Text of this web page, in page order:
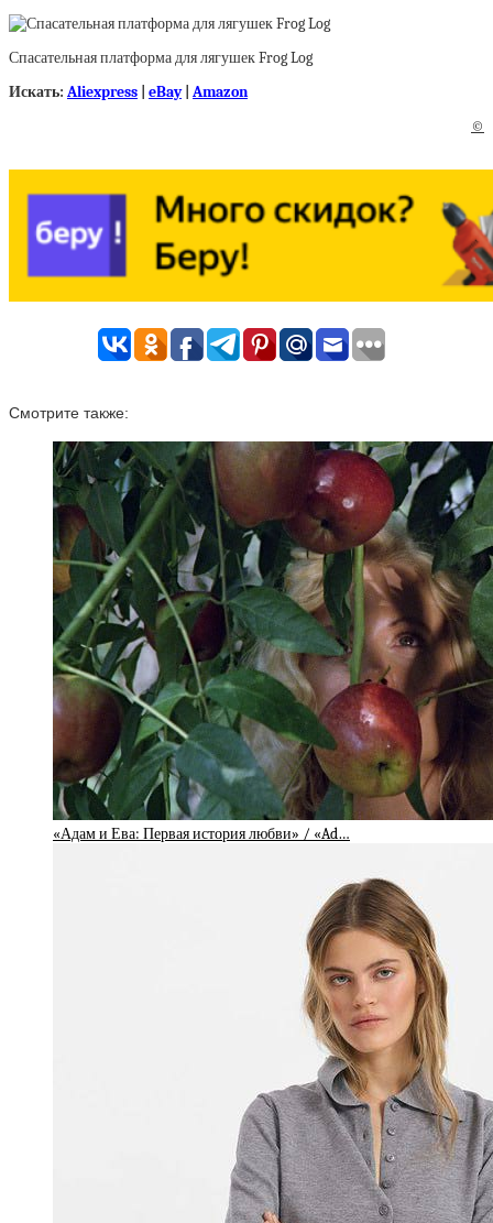
Спасательная платформа для лягушек Frog Log
Искать: Aliexpress eBay| Amazon
©
Смотрите также:
«Адам и Ева: Первая история любви» / «Ad…